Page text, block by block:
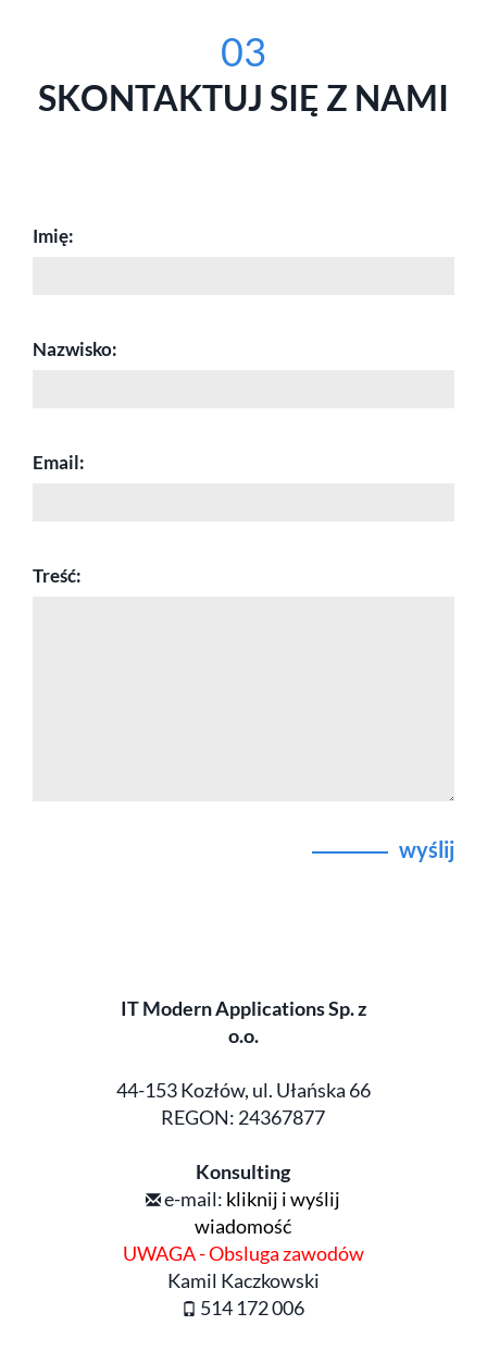
03
SKONTAKTUJ SIĘ Z NAMI
Imię:
Nazwisko:
Email:
Treść:
wyślij
IT Modern Applications Sp. z
o.o.
44-153 Kozłów, ul. Ułańska 66
REGON: 24367877
Konsulting
e-mail: kliknij i wyślij
wiadomość
UWAGA - Obsluga zawodów
Kamil Kaczkowski
514 172 006